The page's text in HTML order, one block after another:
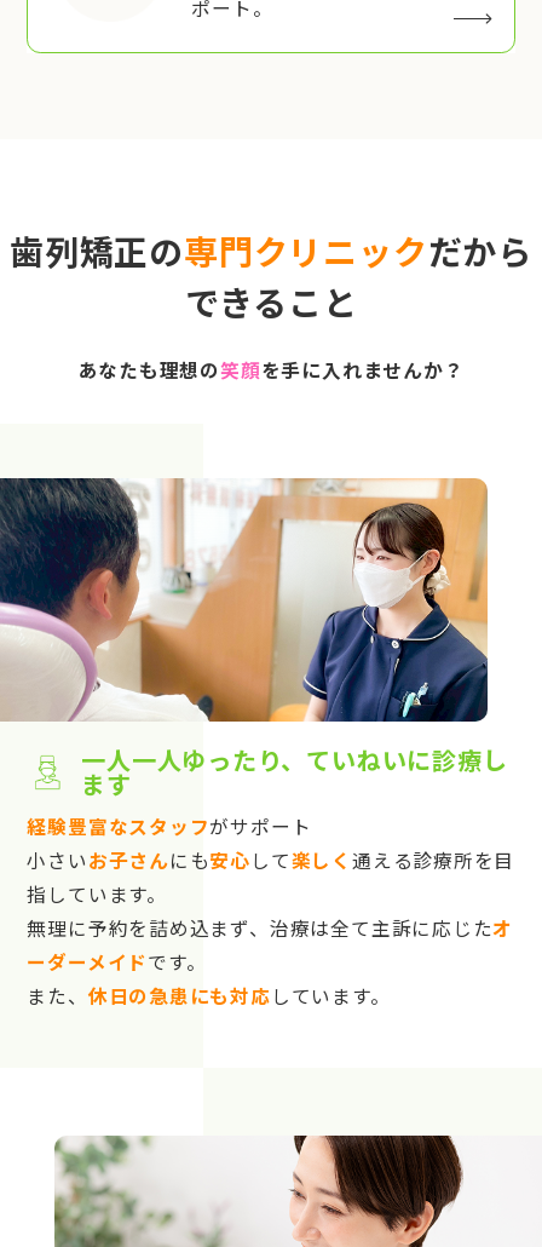
ポート。
歯列矯正の専門クリニックだから
できること
あなたも理想の笑顔を手に入れませんか？
一人一人ゆったり、ていねいに診療し
ます
経験豊富なスタッフがサポート
小さいお子さんにも安心して楽しく 通える診療所を目
指しています。
無理に予約を詰め込まず、治療は全て主訴に応じたオ
ーダーメイドです。
また、 休日の急患にも対応しています。